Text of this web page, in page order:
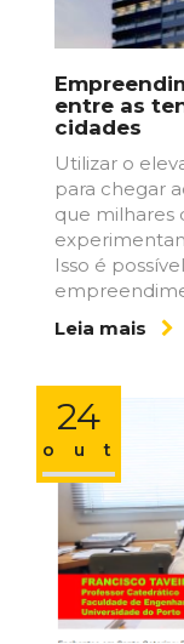
entre as
cidades
Utilizar o
para chegar
que milhares
Isso é
Leia mais
24
out